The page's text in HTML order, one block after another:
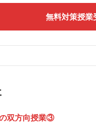
無料対策授
双方向授業③